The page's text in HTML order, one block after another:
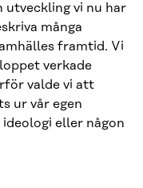
utveckling vi nu har
många
framtid. Vi
verkade
valde vi att
ur vår egen
eller någon